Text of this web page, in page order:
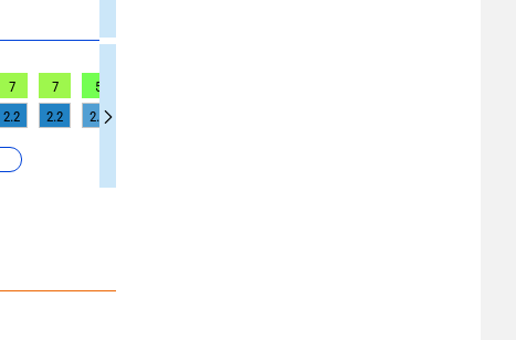
7 7 5
2.2 2.2 2.1